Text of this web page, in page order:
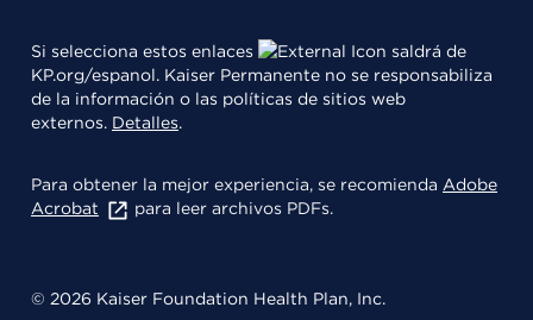
Si selecciona estos enlaces
saldrá de
KP.org/espanol. Kaiser Permanente no se responsabiliza
de la información o las políticas de sitios web
externos. Detalles.
Para obtener la mejor experiencia, se recomienda Adobe
Acrobat
para leer archivos PDFs.
© 2026 Kaiser Foundation Health Plan, Inc.